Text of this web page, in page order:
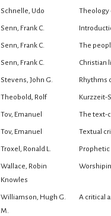
Schnelle, Udo Theology
Senn, Frank C.
Senn, Frank C. The
Senn, Frank C. Christian
Stevens, John G. Rhythms
Theobold, Rolf Kurzzeit-
Tov, Emanuel The text-
Tov, Emanuel Textual
Troxel, Ronald L.
Wallace, Robin
Knowles
Williamson, Hugh G.
M.
A critical